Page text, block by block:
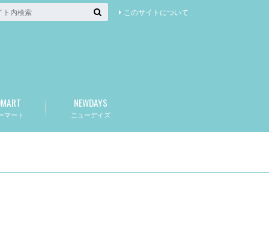
このサイトについて
マート ニューデイズ
NEWDAYS